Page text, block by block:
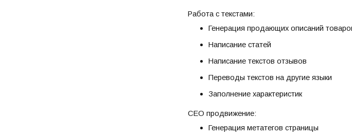
Работа с текстами:
Генерация продающих описаний
Написание статей
Написание текстов отзывов
Переводы текстов на другие языки
Заполнение характеристик
СЕО продвижение:
Генерация метатегов страницы